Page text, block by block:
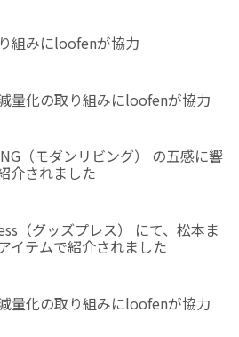
組みにloofenが協力
量化の取り組みにloofenが協力
（モダンリビング） の五感に響
介されました
（グッズプレス） にて、松本ま
イテムで紹介されました
量化の取り組みにloofenが協力